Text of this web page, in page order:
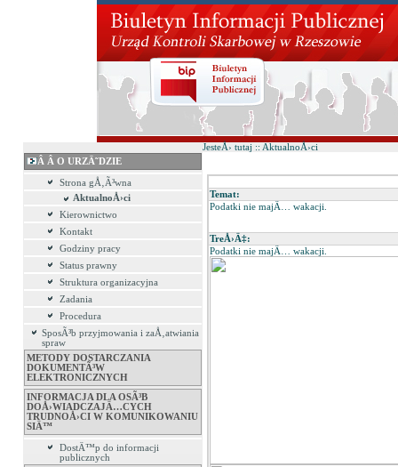
Â Â O URZÄ˜DZIE
Strona gÅ‚Ã³wna
AktualnoÅ›ci
Kierownictwo
Kontakt
Godziny pracy
Status prawny
Struktura organizacyjna
Zadania
Procedura
SposÃ³b przyjmowania i zaÅ‚atwiania
spraw
METODY DOSTARCZANIA
DOKUMENTÃ³W
ELEKTRONICZNYCH
INFORMACJA DLA OSÃ³B
DOÅ›WIADCZAJÄ…CYCH
TRUDNOÅ›CI W KOMUNIKOWANIU
SIÄ™
DostÄ™p do informacji
publicznych
JesteÅ› tutaj :: AktualnoÅ›ci
Temat:
Podatki nie majÄ… wakacji.
TreÅ›Ä‡:
Podatki nie majÄ… wakacji.